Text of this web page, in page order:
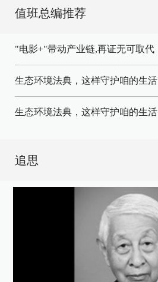
值班总编推荐
"电影+"带动产业链,再证无可取代
生态环境法典，这样守护咱的生活
生态环境法典，这样守护咱的生活
追思